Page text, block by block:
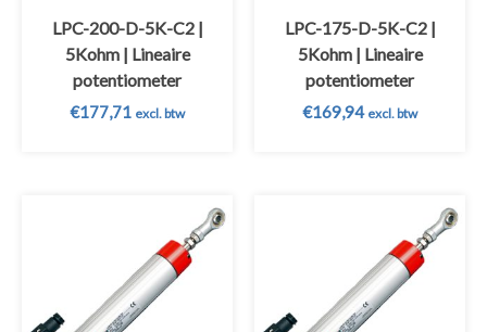
LPC-200-D-5K-C2 |
5Kohm | Lineaire
potentiometer
€177,71 excl. btw
LPC-175-D-5K-C2 |
5Kohm | Lineaire
potentiometer
€169,94 excl. btw